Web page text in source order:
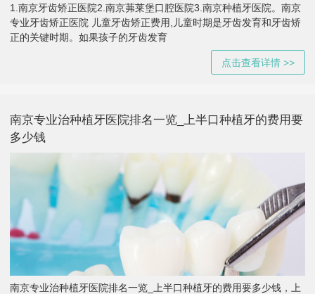
1.南京牙齿矫正医院2.南京茀莱堡口腔医院3.南京种植牙医院。南京
专业牙齿矫正医院 儿童牙齿矫正费用,儿童时期是牙齿发育和牙齿矫
正的关键时期。如果孩子的牙齿发育
点击查看详情 >>
南京专业治种植牙医院排名一览_上半口种植牙的费用要
多少钱
南京专业治种植牙医院排名一览_上半口种植牙的费用要多少钱，上